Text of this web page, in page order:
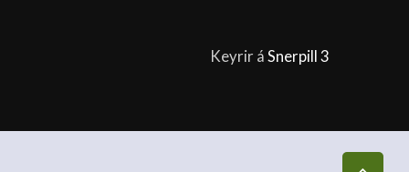
Keyrir á Snerpill 3